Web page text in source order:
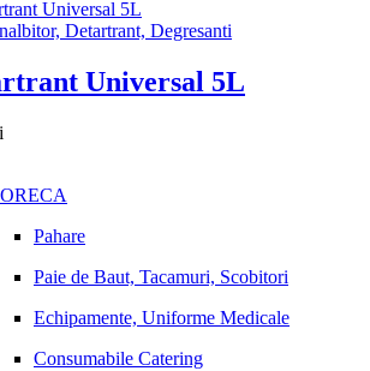
Detartrant, Degresanti
Universal 5L
Pahare
Paie de Baut, Tacamuri, Scobitori
Echipamente, Uniforme Medicale
Consumabile Catering